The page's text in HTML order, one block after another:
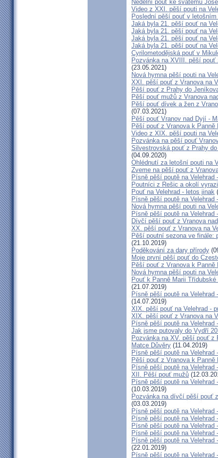
Nedělní pouť ke svatému
Video z XXI. pěší pouti na
Poslední pěší pouť v
Jaká byla 21. pěší pouť na
Jaká byla 21. pěší pouť na
Jaká byla 21. pěší pouť na
Jaká byla 21. pěší pouť na
Cyrilometodějská pouť v
Pozvánka na XVIII. pěší
(23.05.2021)
Nová hymna pěší pouti na
XXI. pěší pouť z Vranova na
Pěší pouť z Prahy do
Pěší pouť mužů z Vranova
Pěší pouť dívek a žen z
(07.03.2021)
Pěší pouť Vranov nad Dyjí -
Pěší pouť z Vranova k Panně
Video z XIX. pěší pouti na
Pozvánka na pěší pouť
Silvestrovská pouť z Prahy
(04.09.2020)
Ohlédnutí za letošní pouti na
Zveme na pěší pouť z
Písně pěší poutě na
Poutníci z Rešic a okolí
Pouť na Velehrad - letos jinak
Písně pěší poutě na Velehrad
Nová hymna pěší pouti na
Písně pěší poutě na Velehrad
Dívčí pěší pouť z Vranova
XX. pěší pouť z Vranova na
Pěší poutní sezona ve finále:
(21.10.2019)
Poděkování za dary přírody
Moje první pěší pouť do
Pěší pouť z Vranova k Panně
Nová hymna pěší pouti na
Pouť k Panně Marii
(21.07.2019)
Písně pěší poutě na
(14.07.2019)
XIX. pěší pouť na Velehrad -
XIX. pěší pouť z Vranova na
Písně pěší poutě na Velehrad
Jak jsme putovaly do Vydří
Pozvánka na XV. pěší pouť
Matce Důvěry (11.04.2019)
Písně pěší poutě na Velehrad
Pěší pouť z Vranova k Panně
Písně pěší poutě na
XII. Pěší pouť mužů
Písně pěší poutě na Velehrad
(10.03.2019)
Pozvánka na dívčí pěší pouť
(03.03.2019)
Písně pěší poutě na Velehrad
Písně pěší poutě na Velehrad
Písně pěší poutě na
Písně pěší poutě na Velehrad
Písně pěší poutě na
(22.01.2019)
Písně pěší poutě na